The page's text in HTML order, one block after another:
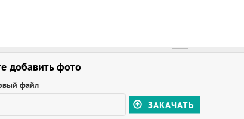
добавить фото
файл
ЗАКАЧАТЬ